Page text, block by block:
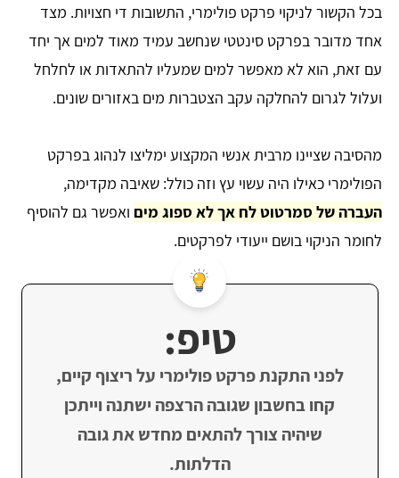
בכל הקשור לניקוי פרקט פולימרי, התשובות די חצויות. מצד
אחד מדובר בפרקט סינטטי שנחשב עמיד מאוד למים אך יחד
עם זאת, הוא לא מאפשר למים שמעליו להתאדות או לחלחל
ועלול לגרום להחלקה עקב הצטברות מים באזורים שונים.
מהסיבה שציינו מרבית אנשי המקצוע ימליצו לנהוג בפרקט
הפולימרי כאילו היה עשוי עץ וזה כולל: שאיבה מקדימה,
העברה של סמרטוט לח אך לא ספוג מים ואפשר גם להוסיף
לחומר הניקוי בושם ייעודי לפרקטים.
טיפ:
לפני התקנת פרקט פולימרי על ריצוף קיים,
קחו בחשבון שגובה הרצפה ישתנה וייתכן
שיהיה צורך להתאים מחדש את גובה
הדלתות.